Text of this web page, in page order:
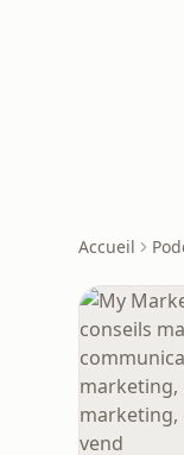
Accueil